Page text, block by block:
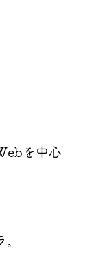
を中心